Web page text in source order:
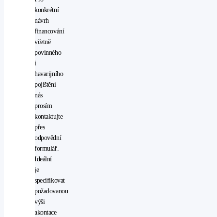
světla
LED
protiprokluzový
systém
kol
(ASR)
rádio
stabilizace
podvozku
(ESP)
start-
stop
systém
startování
tlačítkem
USB
vyhřívaná
sedadla
vyhřívaná
zrcátka
konkrétní
návrh
financování
včetně
povinného
i
havarijního
pojištění
nás
prosím
kontaktujte
přes
odpovědní
formulář.
Ideální
je
specifikovat
požadovanou
výši
akontace